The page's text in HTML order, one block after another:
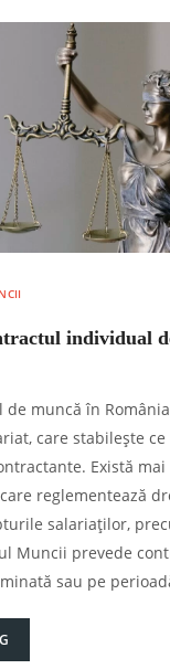
individual
muncă în
care stabilește
Există
reglementează
salariaților,
Muncii prevede
sau pe